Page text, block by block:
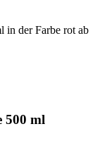
500 ml